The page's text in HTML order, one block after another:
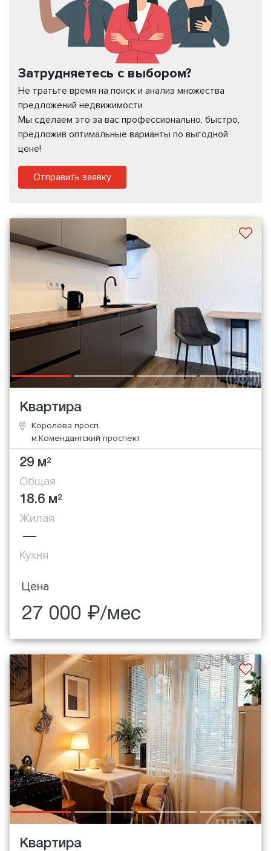
Затрудняетесь с выбором?
Не тратьте время на поиск и анализ множества
предложений недвижимости
Мы сделаем это за вас профессионально, быстро,
предложив оптимальные варианты по выгодной
цене!
Отправить заявку
Квартира
Королева просп.
м.Комендантский проспект
29 м2
Общая
18.6 м2
Жилая
—
Кухня
Цена
27 000 ₽/мес
Квартира